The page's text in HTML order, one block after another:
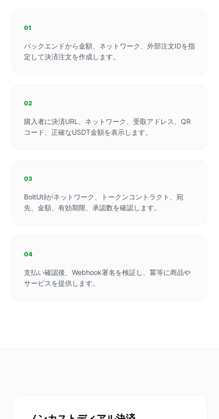
01
バックエンドから金額、ネットワーク、外部注文IDを指
定して決済注文を作成します。
02
購入者に決済URL、ネットワーク、受取アドレス、QR
コード、正確なUSDT金額を表示します。
03
BoltUtilがネットワーク、トークンコントラクト、宛
先、金額、有効期限、承認数を確認します。
04
支払い確認後、Webhook署名を検証し、冪等に商品や
サービスを提供します。